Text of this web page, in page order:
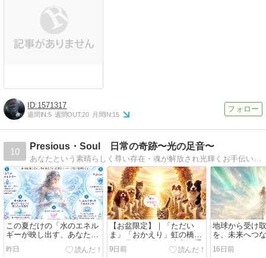
1571317
週間IN:5 週間OUT:20 月間IN:15
10
Presious・Soul 日常の奇跡〜光の足音〜
この夏だけの「水のエネル
ギーが映し出す、あなたへ
のメッセージ」
昨日
【お盆限定】｜「ただい
ま」「おかえり」虹の橋の
あの子と、もう一度心を通
わせる時間
9日前
地球から受け
を、未来へつ
8月のオンラ
16日前